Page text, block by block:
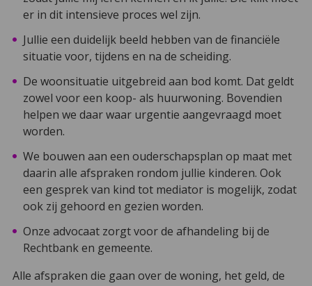
er in dit intensieve proces wel zijn.
Jullie een duidelijk beeld hebben van de financiële
situatie voor, tijdens en na de scheiding.
De woonsituatie uitgebreid aan bod komt. Dat geldt
zowel voor een koop- als huurwoning. Bovendien
helpen we daar waar urgentie aangevraagd moet
worden.
We bouwen aan een ouderschapsplan op maat met
daarin alle afspraken rondom jullie kinderen. Ook
een gesprek van kind tot mediator is mogelijk, zodat
ook zij gehoord en gezien worden.
Onze advocaat zorgt voor de afhandeling bij de
Rechtbank en gemeente.
Alle afspraken die gaan over de woning, het geld, de